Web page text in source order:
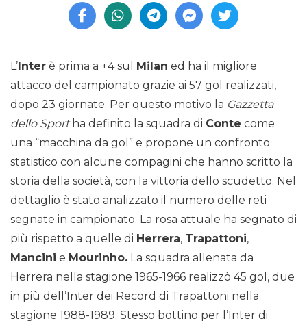
L’Inter è prima a +4 sul Milan ed ha il migliore
attacco del campionato grazie ai 57 gol realizzati,
dopo 23 giornate. Per questo motivo la Gazzetta
dello Sport ha definito la squadra di Conte come
una “macchina da gol” e propone un confronto
statistico con alcune compagini che hanno scritto la
storia della società, con la vittoria dello scudetto. Nel
dettaglio è stato analizzato il numero delle reti
segnate in campionato. La rosa attuale ha segnato di
più rispetto a quelle di Herrera, Trapattoni,
Mancini e Mourinho. La squadra allenata da
Herrera nella stagione 1965-1966 realizzò 45 gol, due
in più dell’Inter dei Record di Trapattoni nella
stagione 1988-1989. Stesso bottino per l’Inter di